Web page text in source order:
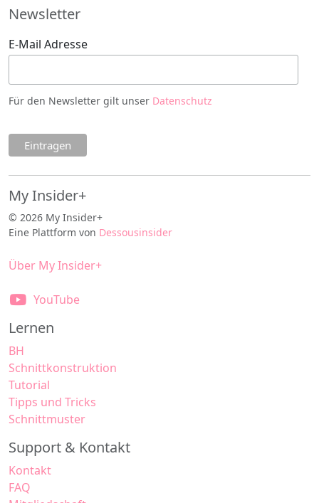
Newsletter
E-Mail Adresse
Für den Newsletter gilt unser Datenschutz
My Insider+
© 2026 My Insider+
Eine Plattform von Dessousinsider
Über My Insider+
YouTube
Lernen
BH
Schnittkonstruktion
Tutorial
Tipps und Tricks
Schnittmuster
Support & Kontakt
Kontakt
FAQ